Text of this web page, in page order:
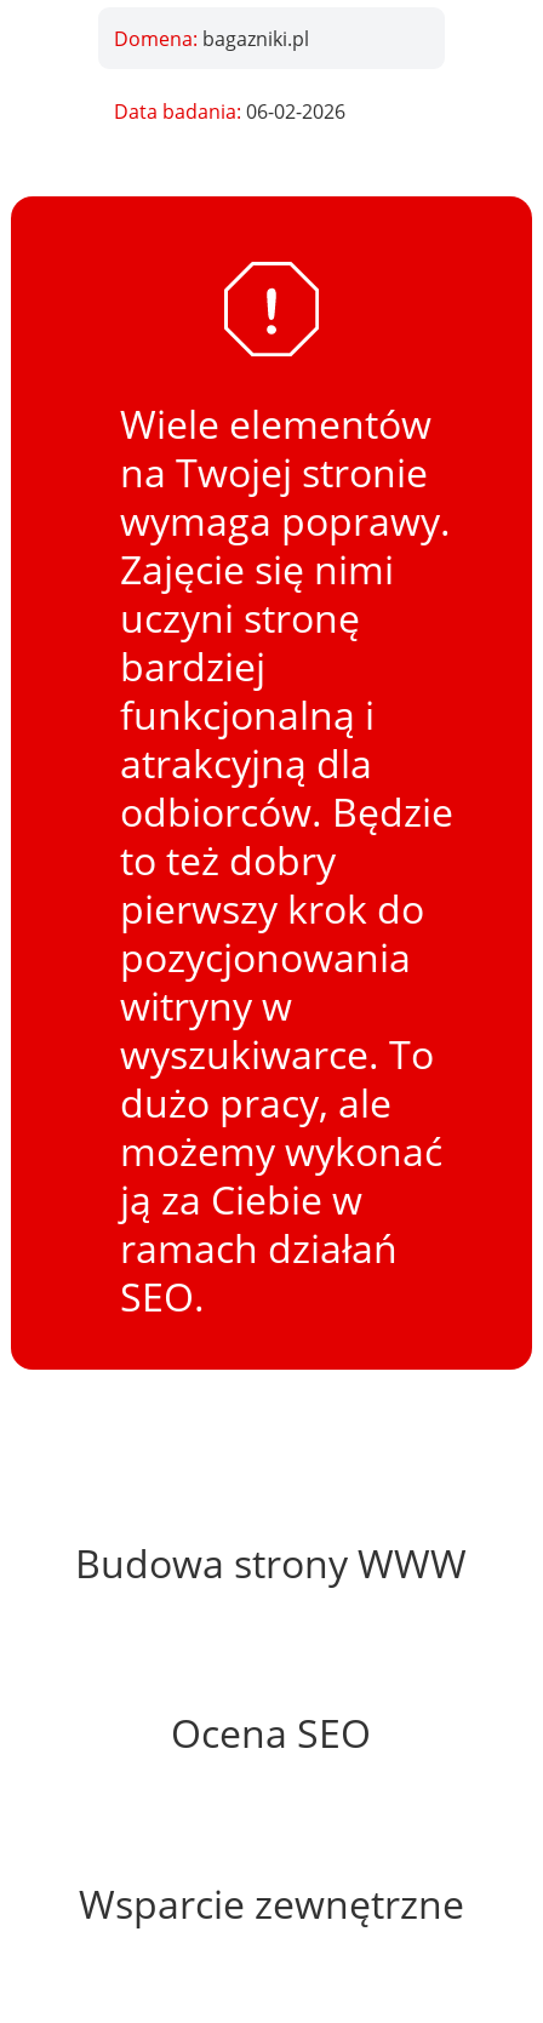
Domena: bagazniki.pl
Data badania:06-02-2026
Wiele elementów
na Twojej stronie
wymaga poprawy.
Zajęcie się nimi
uczyni stronę
bardziej
funkcjonalną i
atrakcyjną dla
odbiorców. Będzie
to też dobry
pierwszy krok do
pozycjonowania
witryny w
wyszukiwarce. To
dużo pracy, ale
możemy wykonać
ją za Ciebie w
ramach działań
SEO.
Budowa strony WWW
Ocena SEO
Wsparcie zewnętrzne